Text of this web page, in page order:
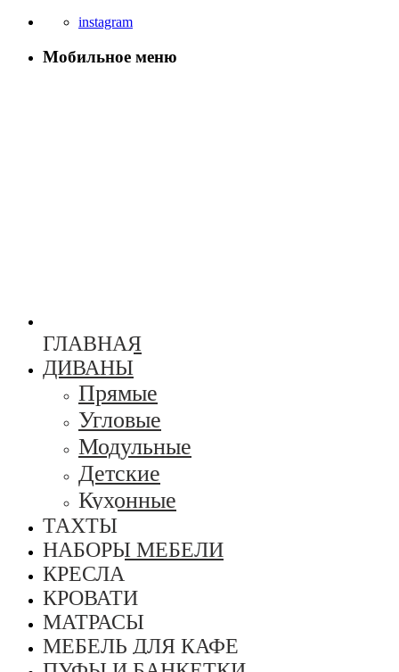
instagram
Мобильное меню
ГЛАВНАЯ
ДИВАНЫ
Прямые
Угловые
Модульные
Детские
Кухонные
ТАХТЫ
НАБОРЫ МЕБЕЛИ
КРЕСЛА
КРОВАТИ
МАТРАСЫ
МЕБЕЛЬ ДЛЯ КАФЕ